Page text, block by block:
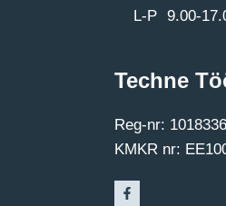
L-P 9.00-
Techne
Reg-nr:
KMKR nr: